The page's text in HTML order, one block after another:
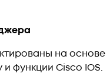
на основе
функции Cisco IOS.